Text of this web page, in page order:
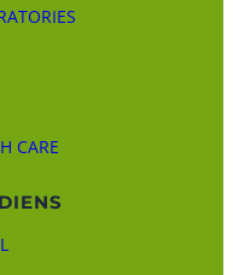
CARE